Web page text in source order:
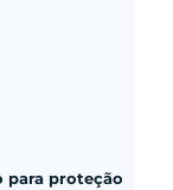
para proteção